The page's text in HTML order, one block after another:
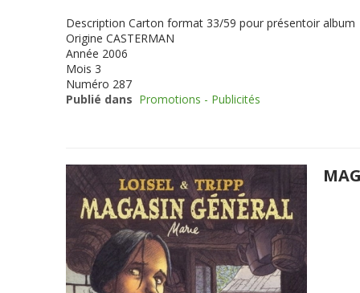
Description Carton format 33/59 pour présentoir album
Origine CASTERMAN
Année 2006
Mois 3
Numéro 287
Publié dans Promotions - Publicités